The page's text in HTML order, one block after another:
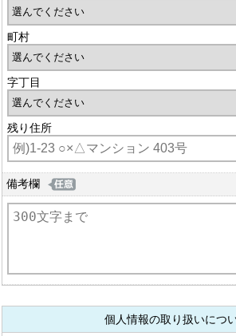
町村
字丁目
残り住所
備考欄
個人情報の取り扱いにつ